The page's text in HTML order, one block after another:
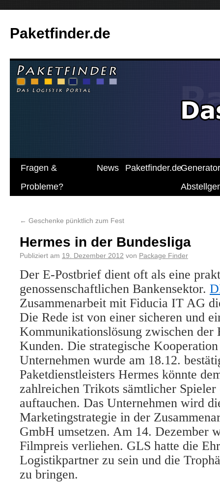
Paketfinder.de
Fragen &
Probleme?
News Paketfinder.deGenerator
← Geschenke pünktlich zum Fest
Hermes in der Bundesliga
Publiziert am 19. Dezember 2012 von Package Finder
Der E-Postbrief dient oft als eine
genossenschaftlichen Bankensektor.
Zusammenarbeit mit Fiducia IT AG
Die Rede ist von einer sicheren und
Kommunikationslösung zwischen der
Kunden. Die strategische
Unternehmen wurde am 18.12.
Paketdienstleisters Hermes könnte
zahlreichen Trikots sämtlicher Spieler
auftauchen. Das Unternehmen wird
Marketingstrategie in der
GmbH umsetzen. Am 14. Dezember
Filmpreis verliehen. GLS hatte die
Logistikpartner zu sein und die
zu bringen.